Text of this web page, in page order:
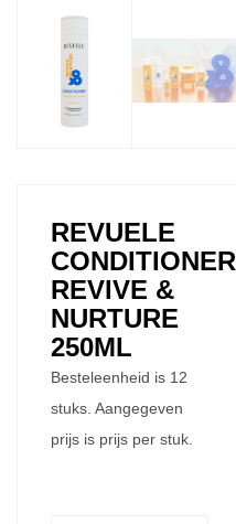
REVUELE
CONDITIONER
REVIVE &
NURTURE
250ML
Besteleenheid is 12
stuks. Aangegeven
prijs is prijs per stuk.